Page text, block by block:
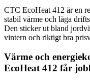
CTC EcoHeat 412 är en
stabil värme och låga
Den sticker ut bland
vintern och riktigt bra
Värme och
EcoHeat 412 får